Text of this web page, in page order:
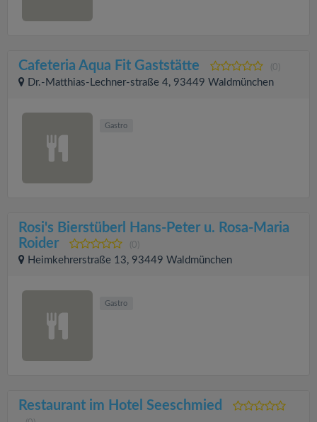
Cafeteria Aqua Fit Gaststätte (0)
Dr.-Matthias-Lechner-straße 4, 93449 Waldmünchen
Gastro
Rosi's Bierstüberl Hans-Peter u. Rosa-Maria
Roider
(0)
Heimkehrerstraße 13, 93449 Waldmünchen
Gastro
Restaurant im Hotel Seeschmied